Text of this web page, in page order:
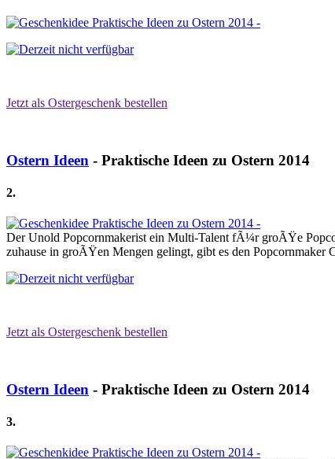
Jetzt als Ostergeschenk bestellen
Ostern Ideen - Praktische Ideen zu Ostern 2014
2.
Der Unold Popcornmakerist ein Multi-Talent fÃ¼r groÃŸe
zuhause in groÃŸen Mengen gelingt, gibt es den Popcornmaker
Jetzt als Ostergeschenk bestellen
Ostern Ideen - Praktische Ideen zu Ostern 2014
3.